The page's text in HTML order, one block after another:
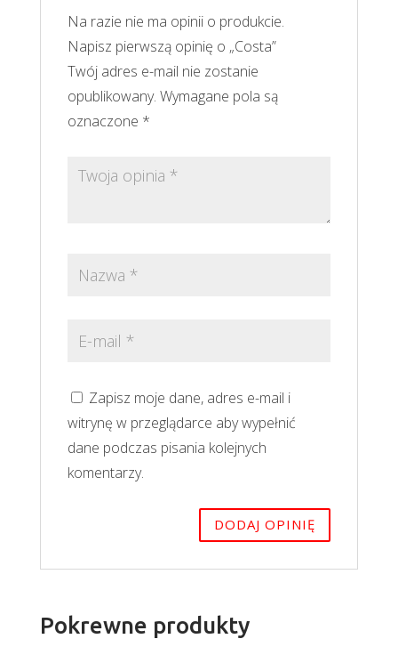
Na razie nie ma opinii o produkcie.
Napisz pierwszą opinię o „Costa”
Twój adres e-mail nie zostanie
opublikowany. Wymagane pola są
oznaczone *
Zapisz moje dane, adres e-mail i
witrynę w przeglądarce aby wypełnić
dane podczas pisania kolejnych
komentarzy.
Pokrewne produkty